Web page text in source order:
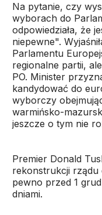
Na pytanie, czy
wyborach do
odpowiedziała, że
niepewne".
Parlamentu
regionalne partii,
PO. Minister
kandydować do
wyborczy
warmińsko-
jeszcze o tym nie
Premier Donald
rekonstrukcji rządu
pewno przed 1
dniami.